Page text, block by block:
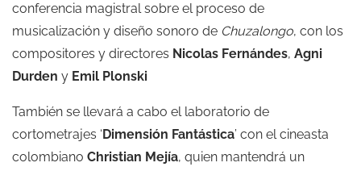
conferencia magistral sobre el proceso de
musicalización y diseño sonoro de Chuzalongo, con los
compositores y directores Nicolas Fernándes, Agni
Durden y Emil Plonski
También se llevará a cabo el laboratorio de
cortometrajes ‘Dimensión Fantástica’ con el cineasta
colombiano Christian Mejía, quien mantendrá un